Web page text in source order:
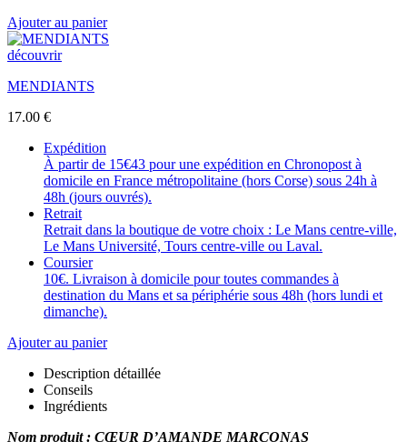
Ajouter au panier
découvrir
MENDIANTS
17.00 €
Expédition
À partir de 15€43 pour une expédition en Chronopost à
domicile en France métropolitaine (hors Corse) sous 24h à
48h (jours ouvrés).
Retrait
Retrait dans la boutique de votre choix : Le Mans centre-ville,
Le Mans Université, Tours centre-ville ou Laval.
Coursier
10€. Livraison à domicile pour toutes commandes à
destination du Mans et sa périphérie sous 48h (hors lundi et
dimanche).
Ajouter au panier
Description détaillée
Conseils
Ingrédients
Nom produit : CŒUR D’AMANDE MARCONAS